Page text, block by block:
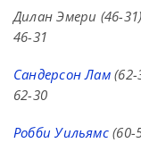
Дилан Эмери (46-31)
46-31
Сандерсон Лам(62-
62-30
Робби Уильямс(60-